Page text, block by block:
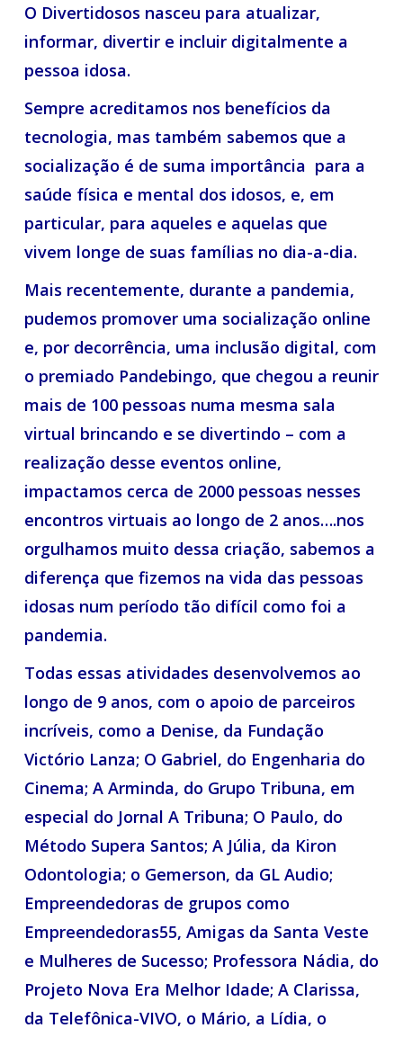
O Divertidosos nasceu para atualizar,
informar, divertir e incluir digitalmente a
pessoa idosa.
Sempre acreditamos nos benefícios da
tecnologia, mas também sabemos que a
socialização é de suma importância para a
saúde física e mental dos idosos, e, em
particular, para aqueles e aquelas que
vivem longe de suas famílias no dia-a-dia.
Mais recentemente, durante a pandemia,
pudemos promover uma socialização online
e, por decorrência, uma inclusão digital, com
o premiado Pandebingo, que chegou a reunir
mais de 100 pessoas numa mesma sala
virtual brincando e se divertindo – com a
realização desse eventos online,
impactamos cerca de 2000 pessoas nesses
encontros virtuais ao longo de 2 anos….nos
orgulhamos muito dessa criação, sabemos a
diferença que fizemos na vida das pessoas
idosas num período tão difícil como foi a
pandemia.
Todas essas atividades desenvolvemos ao
longo de 9 anos, com o apoio de parceiros
incríveis, como a Denise, da Fundação
Victório Lanza; O Gabriel, do Engenharia do
Cinema; A Arminda, do Grupo Tribuna, em
especial do Jornal A Tribuna; O Paulo, do
Método Supera Santos; A Júlia, da Kiron
Odontologia; o Gemerson, da GL Audio;
Empreendedoras de grupos como
Empreendedoras55, Amigas da Santa Veste
e Mulheres de Sucesso; Professora Nádia, do
Projeto Nova Era Melhor Idade; A Clarissa,
da Telefônica-VIVO, o Mário, a Lídia, o